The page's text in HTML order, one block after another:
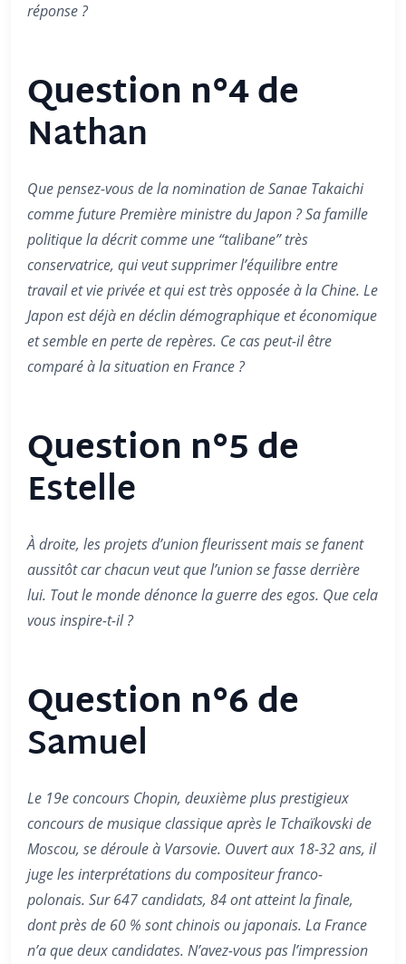
réponse ?
Question n°4 de
Nathan
Que pensez-vous de la nomination de Sanae Takaichi
comme future Première ministre du Japon ? Sa famille
politique la décrit comme une “talibane” très
conservatrice, qui veut supprimer l’équilibre entre
travail et vie privée et qui est très opposée à la Chine. Le
Japon est déjà en déclin démographique et économique
et semble en perte de repères. Ce cas peut-il être
comparé à la situation en France ?
Question n°5 de
Estelle
À droite, les projets d’union fleurissent mais se fanent
aussitôt car chacun veut que l’union se fasse derrière
lui. Tout le monde dénonce la guerre des egos. Que cela
vous inspire-t-il ?
Question n°6 de
Samuel
Le 19e concours Chopin, deuxième plus prestigieux
concours de musique classique après le Tchaïkovski de
Moscou, se déroule à Varsovie. Ouvert aux 18-32 ans, il
juge les interprétations du compositeur franco-
polonais. Sur 647 candidats, 84 ont atteint la finale,
dont près de 60 % sont chinois ou japonais. La France
n’a que deux candidates. N’avez-vous pas l’impression